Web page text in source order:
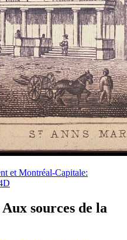
et Montréal-Capitale:
sources de la